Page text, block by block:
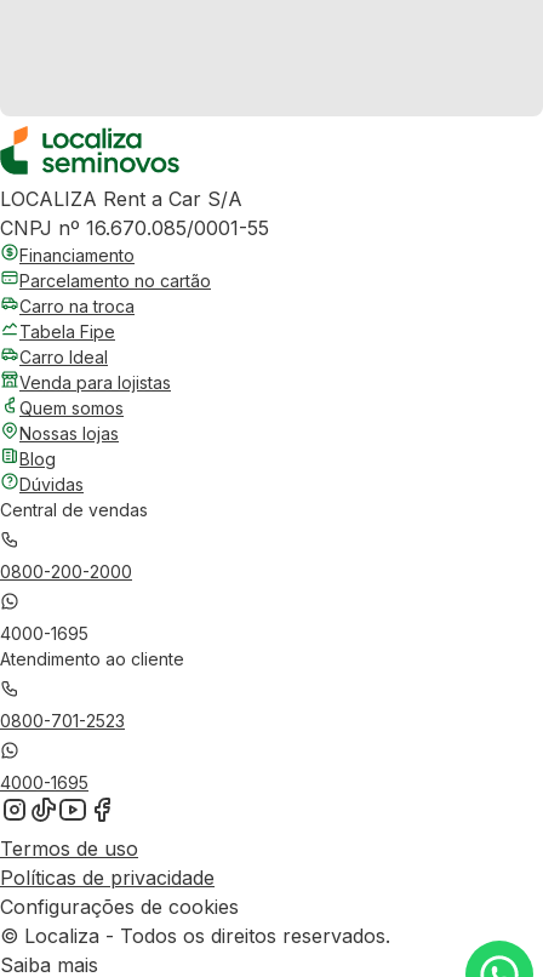
LOCALIZA Rent a Car S/A
CNPJ nº 16.670.085/0001-55
Financiamento
Parcelamento no cartão
Carro na troca
Tabela Fipe
Carro Ideal
Venda para lojistas
Quem somos
Nossas lojas
Blog
Dúvidas
Central de vendas
0800-200-2000
4000-1695
Atendimento ao cliente
0800-701-2523
4000-1695
Termos de uso
Políticas de privacidade
Configurações de cookies
© Localiza - Todos os direitos reservados.
Saiba mais